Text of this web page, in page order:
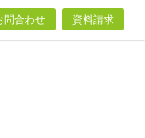
問合わせ 資料請求